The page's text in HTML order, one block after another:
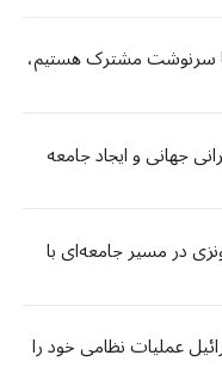
با سرنوشت مشترک هستیم،
جهانی و ایجاد جامعه‌
در مسیر جامعه‌ای با
عملیات نظامی خود را